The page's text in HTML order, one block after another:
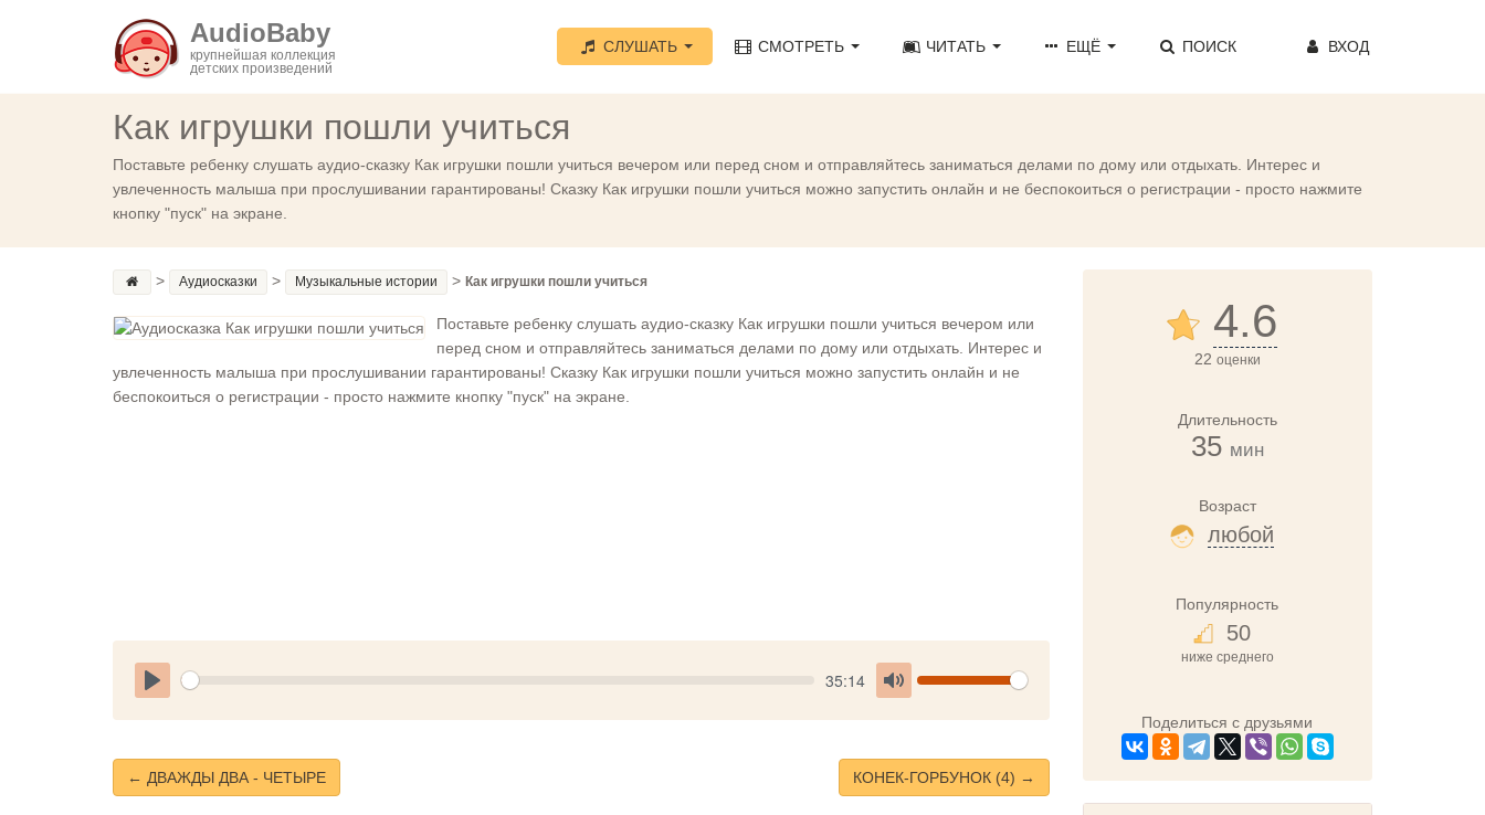
AudioBaby
крупнейшая коллекция
детских произведений
СЛУШАТЬ СМОТРЕТЬ ЧИТАТЬ ЕЩЁ ПОИСК ВХОД
Как игрушки пошли учиться
Поставьте ребенку слушать аудио-сказку Как игрушки пошли учиться вечером или перед сном и отправляйтесь заниматься делами по дому или отдыхать. Интерес и
увлеченность малыша при прослушивании гарантированы! Сказку Как игрушки пошли учиться можно запустить онлайн и не беспокоиться о регистрации - просто нажмите
кнопку "пуск" на экране.
> Аудиосказки > Музыкальные истории > Как игрушки пошли учиться
Поставьте ребенку слушать аудио-сказку Как игрушки пошли учиться вечером или
перед сном и отправляйтесь заниматься делами по дому или отдыхать. Интерес и
увлеченность малыша при прослушивании гарантированы! Сказку Как игрушки пошли учиться можно запустить онлайн и не
беспокоиться о регистрации - просто нажмите кнопку "пуск" на экране.
Play
Current
time
35:14
Toggle
Volume
← ДВАЖДЫ ДВА - ЧЕТЫРЕ КОНЕК-ГОРБУНОК (4) →
4.6
22 оценки
Длительность
35 мин
Возраст
любой
Популярность
50
ниже среднего
Поделиться с друзьями